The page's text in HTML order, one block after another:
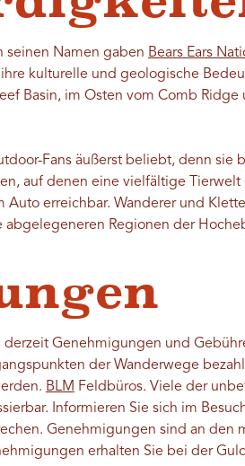
seinen Namen gaben Bears Ears
kulturelle und geologische
Basin, im Osten vom Comb
Fans äußerst beliebt, denn sie
auf denen eine vielfältige
Auto erreichbar. Wanderer und
Regionen der
Genehmigungen und
der Wanderwege
BLM Feldbüros. Viele der
Informieren Sie sich im
Genehmigungen sind an den
erhalten Sie bei der